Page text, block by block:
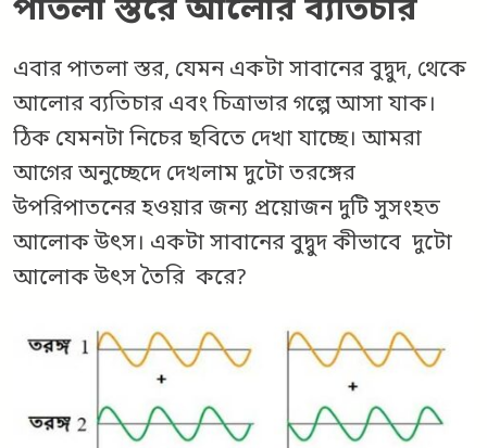
পাতলা স্তরে আলোর ব্যতিচার
এবার পাতলা স্তর, যেমন একটা সাবানের বুদ্বুদ, থেকে
আলোর ব্যতিচার এবং চিত্রাভার গল্পে আসা যাক।
ঠিক যেমনটা নিচের ছবিতে দেখা যাচ্ছে। আমরা
আগের অনুচ্ছেদে দেখলাম দুটো তরঙ্গের
উপরিপাতনের হওয়ার জন্য প্রয়োজন দুটি সুসংহত
আলোক উৎস। একটা সাবানের বুদ্বুদ কীভাবে দুটো
আলোক উৎস তৈরি করে?